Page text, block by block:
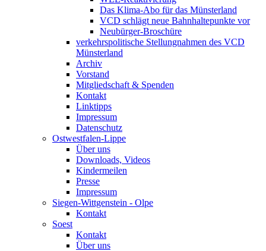
Das Klima-Abo für das Münsterland
VCD schlägt neue Bahnhaltepunkte vor
Neubürger-Broschüre
verkehrspolitische Stellungnahmen des VCD
Münsterland
Archiv
Vorstand
Mitgliedschaft & Spenden
Kontakt
Linktipps
Impressum
Datenschutz
Ostwestfalen-Lippe
Über uns
Downloads, Videos
Kindermeilen
Presse
Impressum
Siegen-Wittgenstein - Olpe
Kontakt
Soest
Kontakt
Über uns